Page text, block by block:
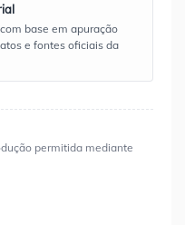
base em apuração
e fontes oficiais da
permitida mediante